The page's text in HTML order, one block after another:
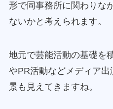
形で同事務所に関わりな
ないかと考えられます。
地元で芸能活動の基礎を
やPR活動などメディア
景も見えてきますね。